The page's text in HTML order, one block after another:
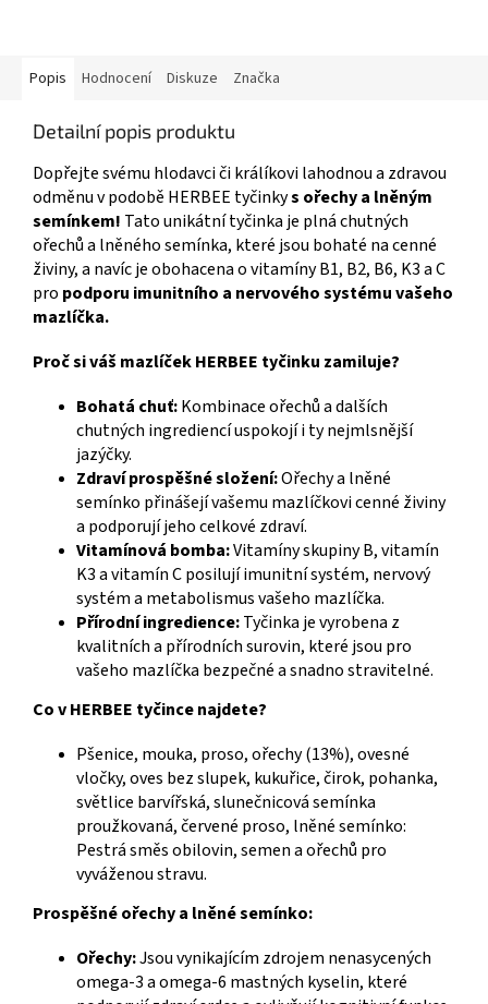
Popis Hodnocení Diskuze Značka
Detailní popis produktu
Dopřejte svému hlodavci či králíkovi lahodnou a zdravou
odměnu v podobě HERBEE tyčinkys ořechy a lněným
semínkem! Tato unikátní tyčinka je plná chutných
ořechů a lněného semínka, které jsou bohaté na cenné
živiny, a navíc je obohacena o vitamíny B1, B2, B6, K3 a C
pro podporu imunitního a nervového systému vašeho
mazlíčka.
Proč si váš mazlíček HERBEE tyčinku zamiluje?
Bohatá chuť:Kombinace ořechů a dalších
chutných ingrediencí uspokojí i ty nejmlsnější
jazýčky.
Zdraví prospěšné složení:Ořechy a lněné
semínko přinášejí vašemu mazlíčkovi cenné živiny
a podporují jeho celkové zdraví.
Vitamínová bomba:Vitamíny skupiny B, vitamín
K3 a vitamín C posilují imunitní systém, nervový
systém a metabolismus vašeho mazlíčka.
Přírodní ingredience:Tyčinka je vyrobena z
kvalitních a přírodních surovin, které jsou pro
vašeho mazlíčka bezpečné a snadno stravitelné.
Co v HERBEE tyčince najdete?
Pšenice, mouka, proso, ořechy (13%), ovesné
vločky, oves bez slupek, kukuřice, čirok, pohanka,
světlice barvířská, slunečnicová semínka
proužkovaná, červené proso, lněné semínko:
Pestrá směs obilovin, semen a ořechů pro
vyváženou stravu.
Prospěšné ořechy a lněné semínko:
Ořechy:Jsou vynikajícím zdrojem nenasycených
omega-3 a omega-6 mastných kyselin, které